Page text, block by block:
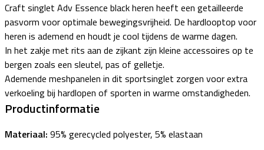
Craft singlet Adv Essence black heren heeft een getailleerde
pasvorm voor optimale bewegingsvrijheid. De hardlooptop voor
heren is ademend en houdt je cool tijdens de warme dagen.
In het zakje met rits aan de zijkant zijn kleine accessoires op te
bergen zoals een sleutel, pas of gelletje.
Ademende meshpanelen in dit sportsinglet zorgen voor extra
verkoeling bij hardlopen of sporten in warme omstandigheden.
Productinformatie
Materiaal: 95% gerecycled polyester, 5% elastaan